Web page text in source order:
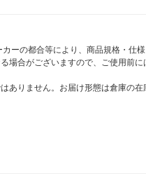
ーの都合等により、商品規格・仕
合がございますので、ご使用前
りません。お届け形態は倉庫の